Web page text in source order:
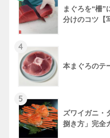
まぐろを“柵”
分けのコツ【
4
本まぐろのテ
5
ズワイガニ・
捌き方」完全